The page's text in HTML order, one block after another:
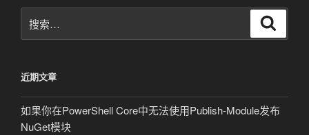
索：
近期文章
如果你在PowerShell Core中无法使用Publish-Module发布
NuGet模块